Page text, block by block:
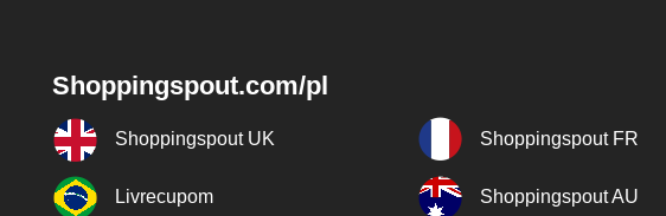
Shoppingspout.com/pl
Shoppingspout UK Shoppingspout FR
Livrecupom Shoppingspout AU